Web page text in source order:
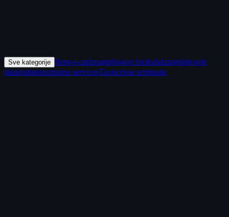
Sve kategorije Rent-a-carIznajmljivanje bicikalaIznajmljivanje
skuteratransportation servicesTaxiscruise terminals